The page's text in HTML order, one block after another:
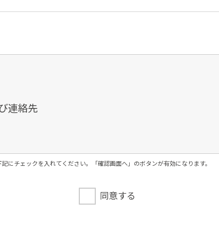
連絡先
ル等によるものを含む。以下「書面」という）に
込みに関する回答、資料送付、会員情報の変更等に
チェックを入れてください。「確認画面へ」のボタンが有効になります。
同意する